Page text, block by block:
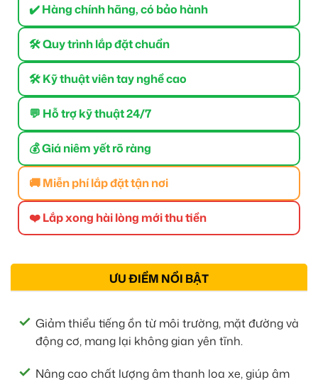
✔️ Hàng chính hãng, có bảo hành
🛠 Quy trình lắp đặt chuẩn
🛠 Kỹ thuật viên tay nghề cao
💬 Hỗ trợ kỹ thuật 24/7
💰 Giá niêm yết rõ ràng
🚚 Miễn phí lắp đặt tận nơi
❤️ Lắp xong hài lòng mới thu tiền
ƯU ĐIỂM NỔI BẬT
Giảm thiểu tiếng ồn từ môi trường, mặt đường và
động cơ, mang lại không gian yên tĩnh.
Nâng cao chất lượng âm thanh loa xe, giúp âm